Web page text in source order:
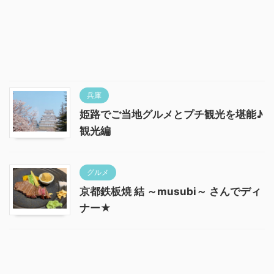
兵庫
姫路でご当地グルメとプチ観光を堪能♪
観光編
グルメ
京都鉄板焼 結 ～musubi～ さんでディ
ナー★